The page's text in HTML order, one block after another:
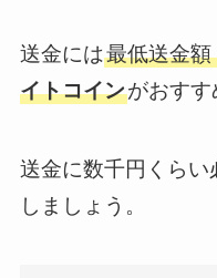
送金には最低送金
イトコインがおすす
送金に数千円くら
しましょう。